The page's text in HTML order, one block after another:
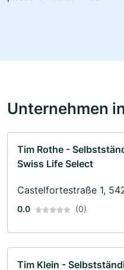
Unternehmen
Tim Rothe -
Swiss Life Select
Castelfortestraße 1,
0.0 (0)
Tim Klein -